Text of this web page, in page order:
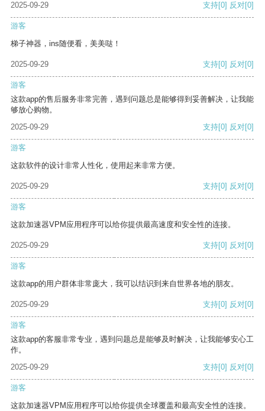
2025-09-29
支持[0] 反对[0]
游客
梯子神器，ins随便看，美美哒！
2025-09-29 支持[0] 反对[0]
游客
这款app的售后服务非常完善，遇到问题总是能够得到妥善解决，让我能
够放心购物。
2025-09-29
支持[0] 反对[0]
游客
这款软件的设计非常人性化，使用起来非常方便。
2025-09-29 支持[0] 反对[0]
游客
这款加速器VPM应用程序可以给你提供最高速度和安全性的连接。
2025-09-29 支持[0] 反对[0]
游客
这款app的用户群体非常庞大，我可以结识到来自世界各地的朋友。
2025-09-29 支持[0] 反对[0]
游客
这款app的客服非常专业，遇到问题总是能够及时解决，让我能够安心工
作。
2025-09-29
支持[0] 反对[0]
游客
这款加速器VPM应用程序可以给你提供全球覆盖和最高安全性的连接。